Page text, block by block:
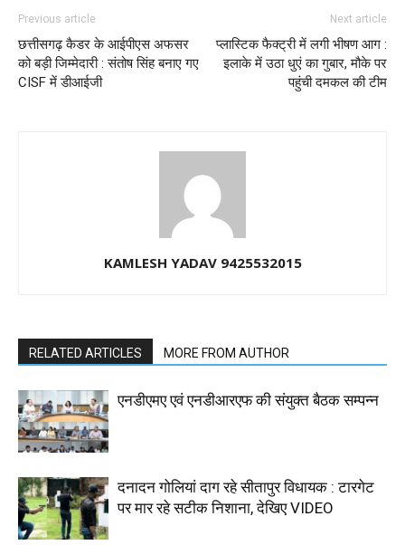
Previous article
छत्तीसगढ़ कैडर के आईपीएस अफसर
को बड़ी जिम्मेदारी : संतोष सिंह बनाए गए
CISF में डीआईजी
Next article
प्लास्टिक फैक्ट्री में लगी भीषण आग :
इलाके में उठा धुएं का गुबार, मौके पर
पहुंची दमकल की टीम
KAMLESH YADAV 9425532015
RELATED ARTICLES MORE FROM AUTHOR
एनडीएमए एवं एनडीआरएफ की संयुक्त बैठक सम्पन्न
दनादन गोलियां दाग रहे सीतापुर विधायक : टारगेट
पर मार रहे सटीक निशाना, देखिए VIDEO